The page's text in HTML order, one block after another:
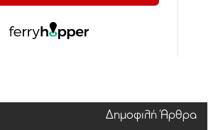
Δημοφιλή Άρθρα